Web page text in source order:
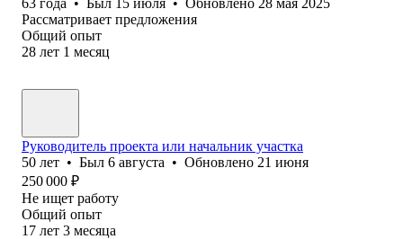
Рассматривает предложения
Общий опыт
28 лет 1 месяц
Руководитель проекта или начальник участка
50 лет • Был 6 августа • Обновлено 21 июня
250 000 ₽
Не ищет работу
Общий опыт
17 лет 3 месяца